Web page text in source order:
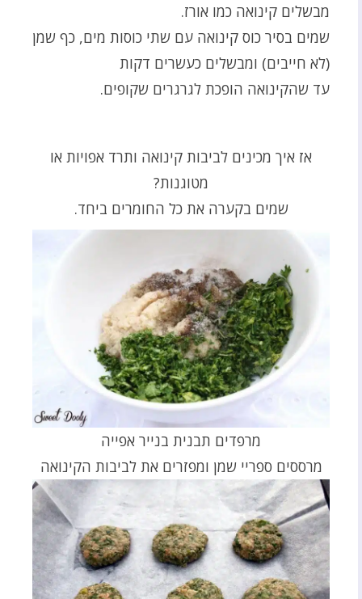
מבשלים קינואה כמו אורז.
שמים בסיר כוס קינואה עם שתי כוסות מים, כף שמן
(לא חייבים) ומבשלים כעשרים דקות
עד שהקינואה הופכת לגרגרים שקופים.
אז איך מכינים לביבות קינואה ותרד אפויות או
מטוגנות?
שמים בקערה את כל החומרים ביחד.
מרפדים תבנית בנייר אפייה
מרססים ספריי שמן ומפזרים את לביבות הקינואה